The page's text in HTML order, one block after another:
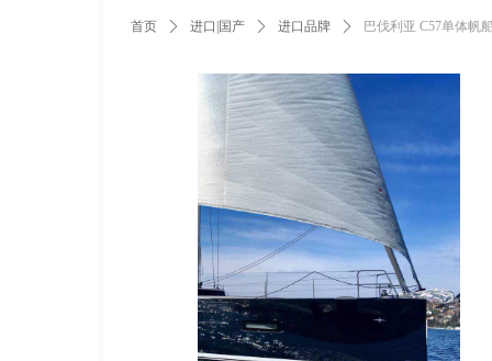
首页 ꄲ 进口|国产 ꄲ 进口品牌 ꄲ 巴伐利亚 C57单体帆